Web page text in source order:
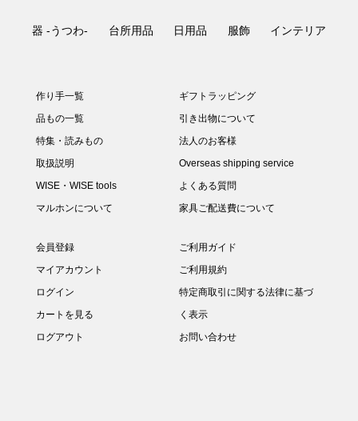
器 -うつわ- 台所用品 日用品 服飾 インテリア
作り手一覧
品もの一覧
特集・読みもの
取扱説明
WISE・WISE tools
マルホンについて
ギフトラッピング
引き出物について
法人のお客様
Overseas shipping service
よくある質問
家具ご配送費について
会員登録
マイアカウント
ログイン
カートを見る
ログアウト
ご利用ガイド
ご利用規約
特定商取引に関する法律に基づ
く表示
お問い合わせ